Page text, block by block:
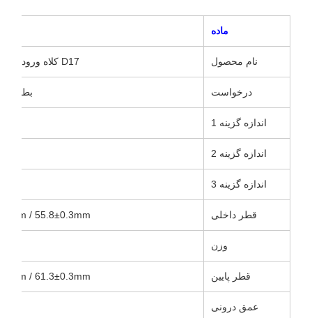
ماده
نام محصول D17 کلاه ورودی / D17 کلاه ورودی یکپارچه
درخواست بطری
اندازه گزینه 1
اندازه گزینه 2
اندازه گزینه 3
قطر داخلی / 55.8±0.3mm
وزن
قطر پایین / 61.3±0.3mm
عمق درونی